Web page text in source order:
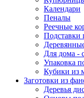
Календари
Пеналы
Реечные
Подставки
Для дома -
Упаковка
Кубики из
Заготовки из
Деревья